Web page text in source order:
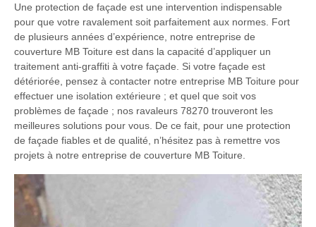
Une protection de façade est une intervention indispensable
pour que votre ravalement soit parfaitement aux normes. Fort
de plusieurs années d’expérience, notre entreprise de
couverture MB Toiture est dans la capacité d’appliquer un
traitement anti-graffiti à votre façade. Si votre façade est
détériorée, pensez à contacter notre entreprise MB Toiture pour
effectuer une isolation extérieure ; et quel que soit vos
problèmes de façade ; nos ravaleurs 78270 trouveront les
meilleures solutions pour vous. De ce fait, pour une protection
de façade fiables et de qualité, n’hésitez pas à remettre vos
projets à notre entreprise de couverture MB Toiture.